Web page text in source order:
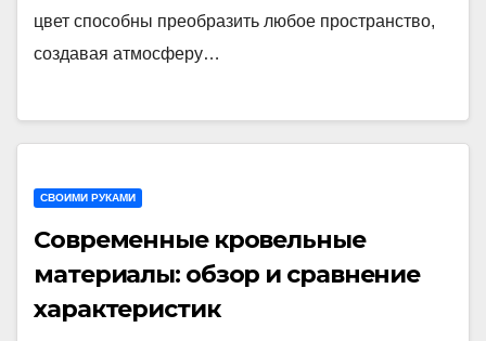
цвет способны преобразить любое пространство,
создавая атмосферу…
СВОИМИ РУКАМИ
Современные кровельные
материалы: обзор и сравнение
характеристик